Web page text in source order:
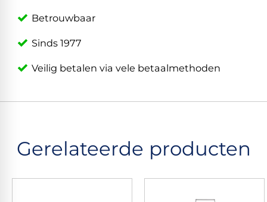
Betrouwbaar
Sinds 1977
Veilig betalen via vele betaalmethoden
Gerelateerde producten